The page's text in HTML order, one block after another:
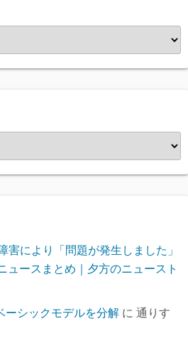
害により「問題が発生しました」
ュースまとめ｜夕方のニュースト
ーシックモデルを分解 に 通りす